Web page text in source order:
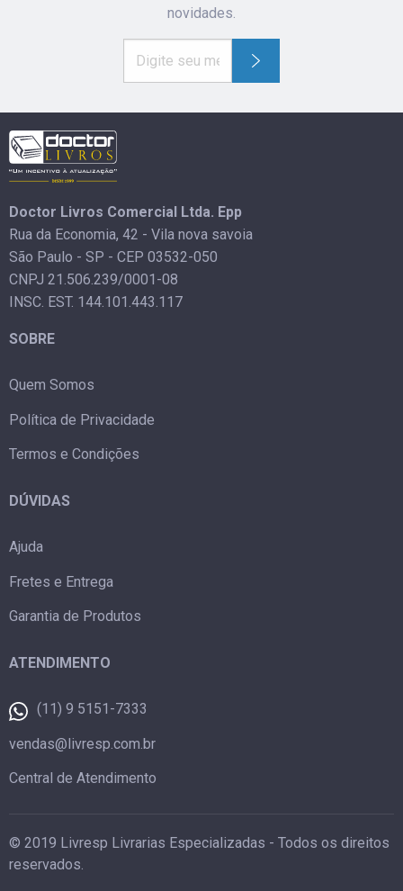
novidades.
Doctor Livros Comercial Ltda. Epp
Rua da Economia, 42 - Vila nova savoia
São Paulo - SP - CEP 03532-050
CNPJ 21.506.239/0001-08
INSC. EST. 144.101.443.117
SOBRE
Quem Somos
Política de Privacidade
Termos e Condições
DÚVIDAS
Ajuda
Fretes e Entrega
Garantia de Produtos
ATENDIMENTO
(11) 9 5151-7333
vendas@livresp.com.br
Central de Atendimento
© 2019 Livresp Livrarias Especializadas - Todos os direitos
reservados.